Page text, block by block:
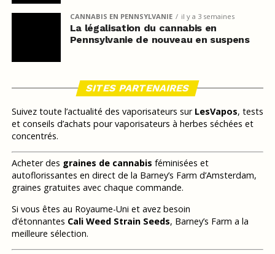
CANNABIS EN PENNSYLVANIE il y a 3 semaines
La légalisation du cannabis en
Pennsylvanie de nouveau en suspens
SITES PARTENAIRES
Suivez toute l’actualité des vaporisateurs sur LesVapos, tests
et conseils d’achats pour vaporisateurs à herbes séchées et
concentrés.
Acheter des graines de cannabis féminisées et
autoflorissantes en direct de la Barney’s Farm d’Amsterdam,
graines gratuites avec chaque commande.
Si vous êtes au Royaume-Uni et avez besoin
d’étonnantes Cali Weed Strain Seeds, Barney’s Farm a la
meilleure sélection.